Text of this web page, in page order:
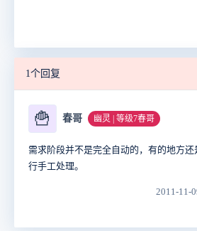
1个回复
🍟 春哥 幽灵 | 等级7春哥
需求阶段并不是完全自动的，有的地方
行手工处理。
2011-11-